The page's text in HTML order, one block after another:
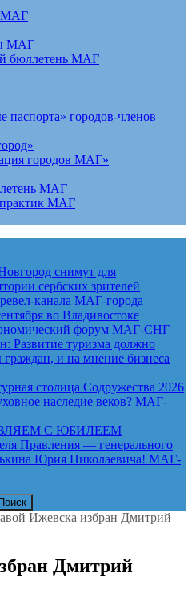
МАГ
МАГ
бюллетень МАГ
паспорта» городов-членов
городов МАГ»
МАГ
практик МАГ
снимут для
сербских зрителей
канала МАГ-города
во Владивостоке
форум МАГ-СНГ
Развитие туризма должно
граждан, и на мнение бизнеса
столица Содружества 2026
наследие веков? МАГ-
С ЮБИЛЕЕМ
Правления — генерального
Юрия Николаевича! МАГ-
Ижевска избран Дмитрий
Дмитрий